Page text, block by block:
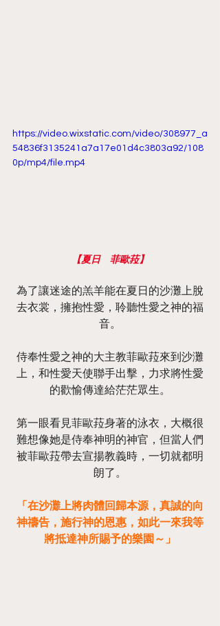
https://video.wixstatic.com/video/308977_a
54836f3135241a7a17e01d4c3803a92/108
0p/mp4/file.mp4
【夏日　菲歐菈】
為了讓迷途的羔羊能在夏日的沙灘上脫
去衣裳，擁抱性愛，聆聽性愛之神的福
音。
侍奉性愛之神的大主教菲歐菈來到沙灘
上，和性愛天使聯手出擊，力求將性愛
的歡愉傳達給茫茫眾生。
第一眼看見菲歐菈身著的泳衣，大概很
難想像她是侍奉神明的神官，但當人們
被菲歐菈帶去宣揚教義時，一切就都明
朗了。
「在沙灘上將肉體回歸本源，真誠的向
神禱告，施行神的恩惠，如此一來我等
將抵達神所賜予的樂園～」